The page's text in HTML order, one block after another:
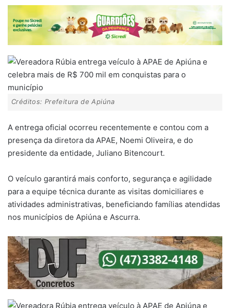
Créditos: Prefeitura de Apiúna
A entrega oficial ocorreu recentemente e contou com a
presença da diretora da APAE, Noemi Oliveira, e do
presidente da entidade, Juliano Bitencourt.
O veículo garantirá mais conforto, segurança e agilidade
para a equipe técnica durante as visitas domiciliares e
atividades administrativas, beneficiando famílias atendidas
nos municípios de Apiúna e Ascurra.